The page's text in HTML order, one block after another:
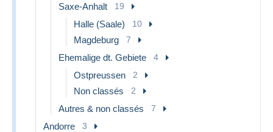
Saxe-Anhalt 19
Halle (Saale) 10
Magdeburg 7
Ehemalige dt. Gebiete 4
Ostpreussen 2
Non classés 2
Autres & non classés 7
Andorre 3